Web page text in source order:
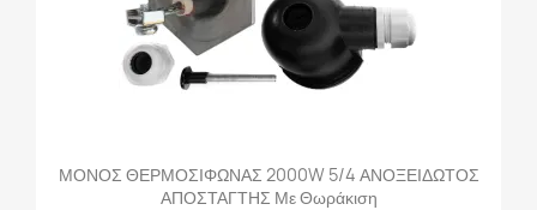
ΜΟΝΟΣ ΘΕΡΜΟΣΙΦΩΝΑΣ 2000W 5/4 ΑΝΟΞΕΙΔΩΤΟΣ
ΑΠΟΣΤΑΓΤΗΣ Με Θωράκιση